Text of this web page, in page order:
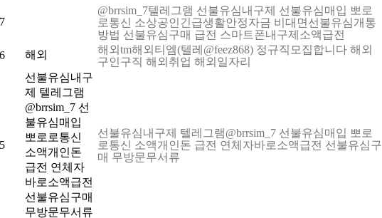
@brrsim_7텔레그램 선불유심내구제 선불유심매입 뽀로
로통신 소상공인긴급생활안정자금 비대면선불유심개통
방법 선불유심구매 급전 스마트폰내구제소액급전
해외
해외tm해외티엠(텔레@feez868) 정규직모집합니다 해외
구인구직 해외취업 해외일자리
선불유심내구
제 텔레그램
@brrsim_7 선
불유심매입
뽀로로통신
소액개인돈
급전 연체자
바로소액급전
선불유심구매
무방문무서류
선불유심내구제 텔레그램@brrsim_7 선불유심매입 뽀로
로통신 소액개인돈 급전 연체자바로소액급전 선불유심구
매 무방문무서류